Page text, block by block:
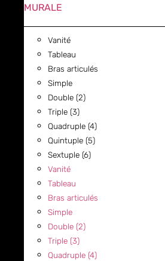
MURALE
Vanité
Tableau
Bras articulés
Simple
Double (2)
Triple (3)
Quadruple (4)
Quintuple (5)
Sextuple (6)
Vanité
Tableau
Bras articulés
Simple
Double (2)
Triple (3)
Quadruple (4)